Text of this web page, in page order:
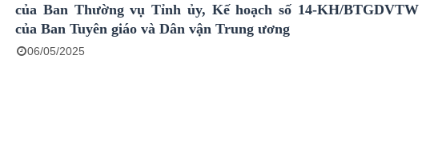
của Ban Thường vụ Tỉnh ủy, Kế hoạch số 14-KH/BTGDVTW
của Ban Tuyên giáo và Dân vận Trung ương
06/05/2025